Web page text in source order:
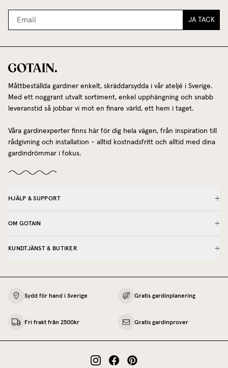
JA TACK
Måttbeställda gardiner enkelt, skräddarsydda i vår ateljé i Sverige.
Med ett noggrant utvalt sortiment, enkel upphängning och snabb
leveranstid så jobbar vi mot en finare värld, ett hem i taget.
Våra gardinexperter finns här för dig hela vägen, från inspiration till
rådgivning och installation - alltid kostnadsfritt och alltid med dina
gardindrömmar i fokus.
HJÄLP & SUPPORT
OM GOTAIN
KUNDTJÄNST & BUTIKER
Sydd för hand i Sverige Gratis gardinplanering
Fri frakt från 2500kr Gratis gardinprover